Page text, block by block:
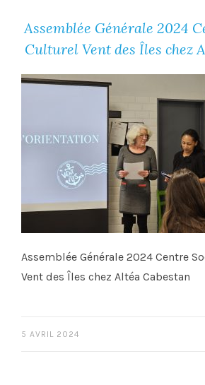
Assemblée Générale 2024
Culturel Vent des Îles chez
Assemblée Générale 2024 Centre
Vent des Îles chez Altéa Cabestan
5 AVRIL 2024